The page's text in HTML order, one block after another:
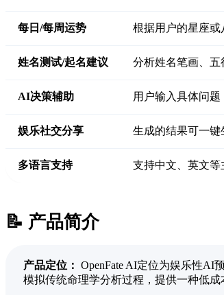
每日/每周运势 根据用户的星座或
姓名测试/起名建议 分析姓名笔画、五
AI决策辅助 用户输入具体问
娱乐社交分享 生成的结果可一键
多语言支持 支持中文、英文等
📝 产品简介
产品定位： OpenFate AI定位为娱乐性AI
模拟传统命理学分析过程，提供一种低